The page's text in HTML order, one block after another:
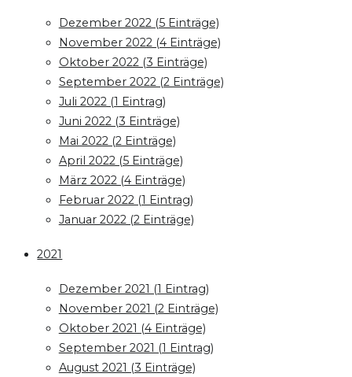
Dezember 2022 (5 Einträge)
November 2022 (4 Einträge)
Oktober 2022 (3 Einträge)
September 2022 (2 Einträge)
Juli 2022 (1 Eintrag)
Juni 2022 (3 Einträge)
Mai 2022 (2 Einträge)
April 2022 (5 Einträge)
März 2022 (4 Einträge)
Februar 2022 (1 Eintrag)
Januar 2022 (2 Einträge)
2021
Dezember 2021 (1 Eintrag)
November 2021 (2 Einträge)
Oktober 2021 (4 Einträge)
September 2021 (1 Eintrag)
August 2021 (3 Einträge)